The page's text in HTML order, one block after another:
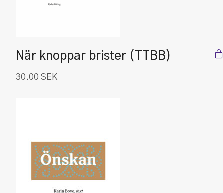
När knoppar brister (TTBB)
30.00 SEK